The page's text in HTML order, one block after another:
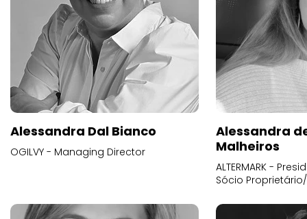
Alessandra Dal Bianco
OGILVY - Managing Director
Alessandra
Malheiros
ALTERMARK -
Sócio